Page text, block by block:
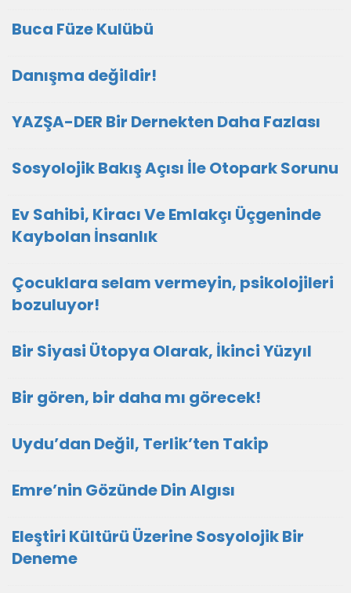
Buca Füze Kulübü
Danışma değildir!
YAZŞA-DER Bir Dernekten Daha Fazlası
Sosyolojik Bakış Açısı İle Otopark Sorunu
Ev Sahibi, Kiracı Ve Emlakçı Üçgeninde
Kaybolan İnsanlık
Çocuklara selam vermeyin, psikolojileri
bozuluyor!
Bir Siyasi Ütopya Olarak, İkinci Yüzyıl
Bir gören, bir daha mı görecek!
Uydu’dan Değil, Terlik’ten Takip
Emre’nin Gözünde Din Algısı
Eleştiri Kültürü Üzerine Sosyolojik Bir
Deneme